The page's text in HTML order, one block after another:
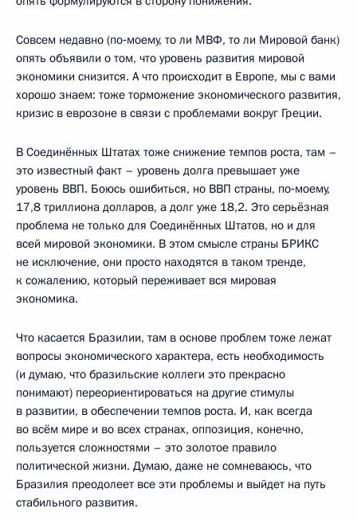
Совсем недавно (по‑моему, то ли МВФ, то ли Мировой банк)
опять объявили о том, что уровень развития мировой
экономики снизится. А что происходит в Европе, мы с вами
хорошо знаем: тоже торможение экономического развития,
кризис в еврозоне в связи с проблемами вокруг Греции.
В Соединённых Штатах тоже снижение темпов роста, там –
это известный факт – уровень долга превышает уже
уровень ВВП. Боюсь ошибиться, но ВВП страны, по‑моему,
17,8 триллиона долларов, а долг уже 18,2. Это серьёзная
проблема не только для Соединённых Штатов, но и для
всей мировой экономики. В этом смысле страны БРИКС
не исключение, они просто находятся в таком тренде,
к сожалению, который переживает вся мировая
экономика.
Что касается Бразилии, там в основе проблем тоже лежат
вопросы экономического характера, есть необходимость
(и думаю, что бразильские коллеги это прекрасно
понимают) переориентироваться на другие стимулы
в развитии, в обеспечении темпов роста. И, как всегда
во всём мире и во всех странах, оппозиция, конечно,
пользуется сложностями – это золотое правило
политической жизни. Думаю, даже не сомневаюсь, что
Бразилия преодолеет все эти проблемы и выйдет на путь
стабильного развития.